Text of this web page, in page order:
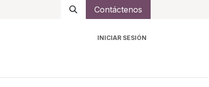
Contáctenos
INICIAR SESIÓN